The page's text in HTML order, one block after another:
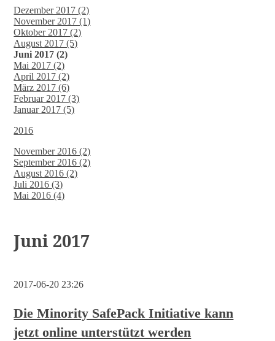
Dezember 2017 (2)
November 2017 (1)
Oktober 2017 (2)
August 2017 (5)
Juni 2017 (2)
Mai 2017 (2)
April 2017 (2)
März 2017 (6)
Februar 2017 (3)
Januar 2017 (5)
2016
November 2016 (2)
September 2016 (2)
August 2016 (2)
Juli 2016 (3)
Mai 2016 (4)
Juni 2017
2017-06-20 23:26
Die Minority SafePack Initiative kann
jetzt online unterstützt werden